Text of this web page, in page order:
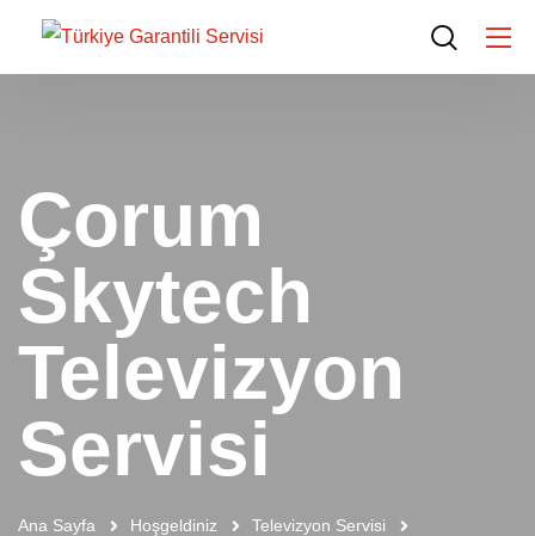
Çorum
Skytech
Televizyon
Servisi
Ana Sayfa Hoşgeldiniz
Televizyon Servisi